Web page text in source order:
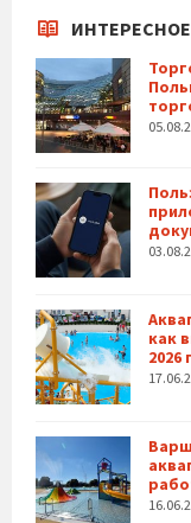
ИНТЕРЕСНОЕ
как
2026